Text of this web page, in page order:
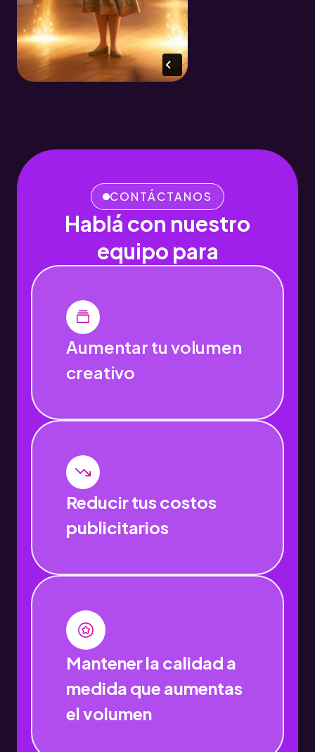
CONTÁCTANOS
Hablá con nuestro
equipo para
Aumentar tu volumen
creativo
Reducir tus costos
publicitarios
Mantener la calidad a
medida que aumentas
el volumen